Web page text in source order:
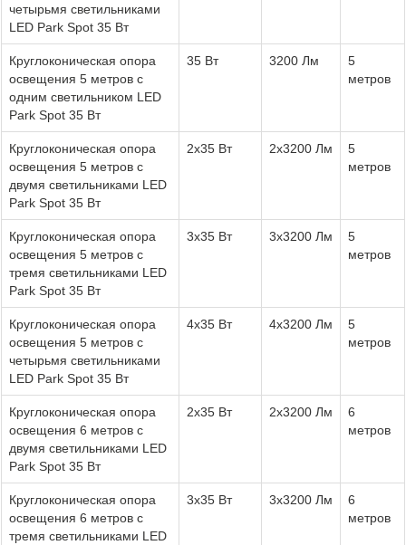
четырьмя светильниками
LED Park Spot 35 Вт
Круглоконическая опора
освещения 5 метров с
одним светильником LED
Park Spot 35 Вт
35 Вт 3200 Лм
5
метров
Круглоконическая опора
освещения 5 метров с
двумя светильниками LED
Park Spot 35 Вт
2x35 Вт 2х3200 Лм
5
метров
Круглоконическая опора
освещения 5 метров с
тремя светильниками LED
Park Spot 35 Вт
3x35 Вт 3х3200 Лм
5
метров
Круглоконическая опора
освещения 5 метров с
четырьмя светильниками
LED Park Spot 35 Вт
4x35 Вт 4х3200 Лм
5
метров
Круглоконическая опора
освещения 6 метров с
двумя светильниками LED
Park Spot 35 Вт
2x35 Вт 2х3200 Лм
6
метров
Круглоконическая опора
освещения 6 метров с
тремя светильниками LED
3x35 Вт 3х3200 Лм
6
метров